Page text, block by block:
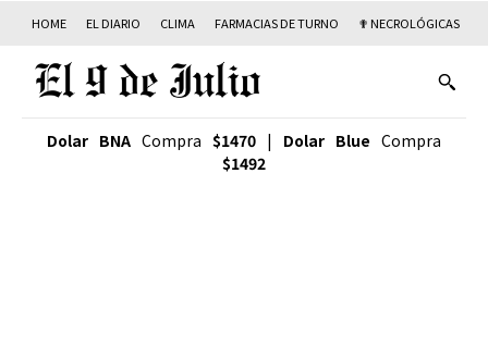
HOME EL DIARIO CLIMA FARMACIAS DE TURNO ✟ NECROLÓGICAS
Dolar BNA Compra $1470 | Dolar Blue Compra
$1492